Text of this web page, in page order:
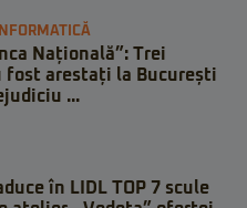
Națională”: Trei
fost arestați la București
...
în LIDL TOP 7 scule